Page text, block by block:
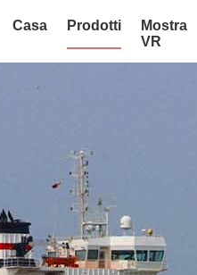
Casa Prodotti
Mostra
VR